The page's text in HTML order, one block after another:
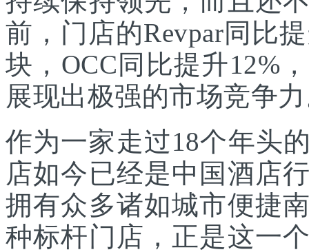
前，门店的Revpar同比
块，OCC同比提升12%
展现出极强的市场竞争
作为一家走过18个年头
店如今已经是中国酒店
拥有众多诸如城市便捷
种标杆门店，正是这一